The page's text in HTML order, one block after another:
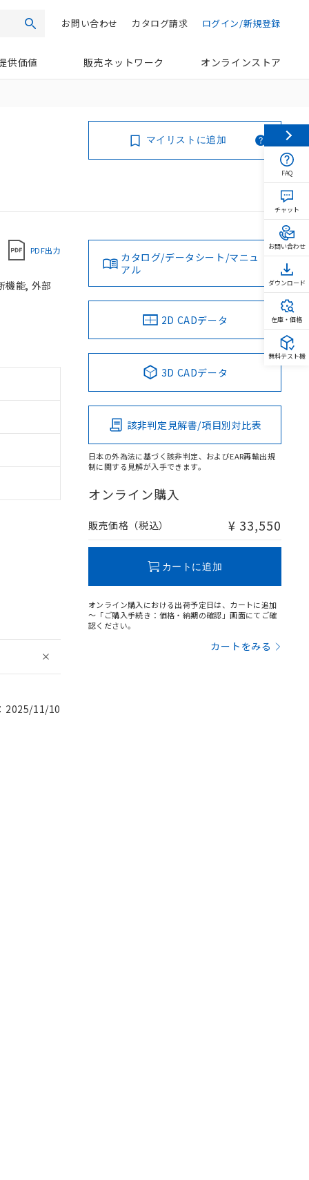
検索 ログイン/新規登録
カタログ請求
お問い合わせ
供価値 販売ネットワーク オンラインストア
マイリストに追加
PDF出力
機能, 外部
2025/11/10
カタログ/データシート/マニュ
アル
2D CADデータ
3D CADデータ
該非判定見解書/項目別対比表
日本の外為法に基づく該非判定、およびEAR再輸出規
制に関する見解が入手できます。
オンライン購入
販売価格（税込） ¥ 33,550
カートに追加
オンライン購入における出荷予定日は、カートに追加
～「ご購入手続き：価格・納期の確認」画面にてご確
認ください。
カートをみる
FAQ
チャット
お問い合わせ
ダウンロード
在庫・価格
無料テスト機